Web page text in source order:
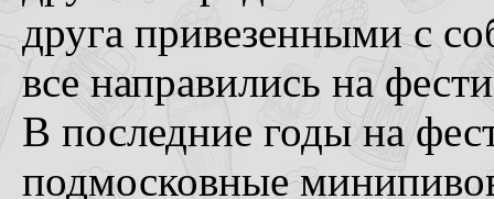
друга привезенными с
все направились на
В последние годы на
подмосковные